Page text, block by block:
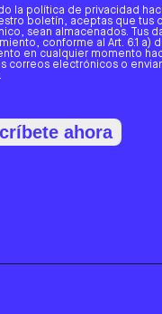
la política de privacidad
boletín, aceptas que tus
sean almacenados. Tus
conforme al Art. 6.1 a)
en cualquier momento
correos electrónicos o
ahora